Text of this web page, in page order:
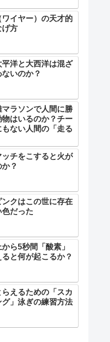
ワイヤー）の天才的
げ方
平洋と大西洋は混ざ
ないのか？
マラソンで人間に勝
物はいるのか？チー
もない人間の「走る
ッチをこすると火が
？
ンクはこの世に存在
色だった
ら5秒間「酸素」
と何が起こるか？
らえるための「スカ
グ」泳ぎの練習方法